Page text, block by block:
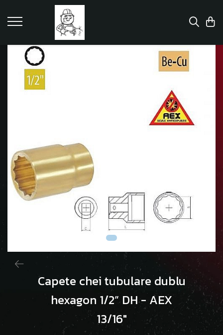
Capete chei tubulare dublu
hexagon 1/2” DH - AEX
13/16"